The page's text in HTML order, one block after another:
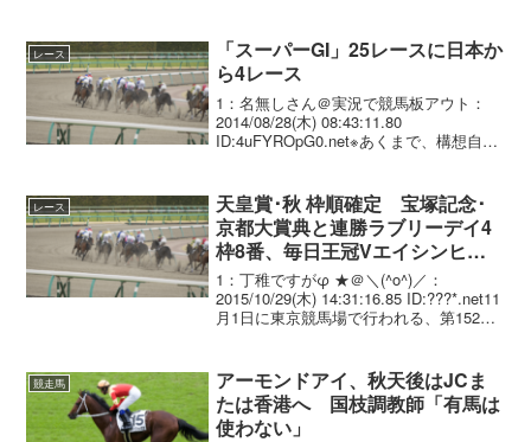
レース
「スーパーGI」25レースに日本か
ら4レース
1：名無しさん＠実況で競馬板アウト：
2014/08/28(木) 08:43:11.80
ID:4uFYROpG0.net※あくまで、構想自体
＞スーパーG1が、3...
レース
天皇賞･秋 枠順確定 宝塚記念･
京都大賞典と連勝ラブリーデイ4
枠8番、毎日王冠Vエイシンヒカ
リ5枠9番
1：丁稚ですがφ ★＠＼(^o^)／：
2015/10/29(木) 14:31:16.85 ID:???*.net11
月1日に東京競馬場で行われる、第152回
競走馬
アーモンドアイ、秋天後はJCま
たは香港へ 国枝調教師「有馬は
使わない」